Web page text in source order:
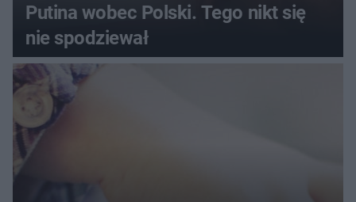
Putina wobec Polski. Tego nikt się
nie spodziewał